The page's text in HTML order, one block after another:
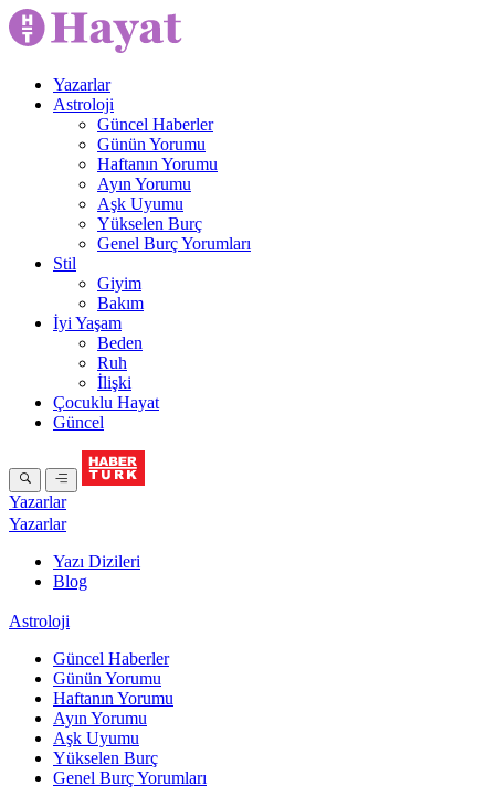
Yazarlar
Astroloji
Güncel Haberler
Günün Yorumu
Haftanın Yorumu
Ayın Yorumu
Aşk Uyumu
Yükselen Burç
Genel Burç Yorumları
Stil
Giyim
Bakım
İyi Yaşam
Beden
Ruh
İlişki
Çocuklu Hayat
Güncel
Yazarlar
Yazarlar
Yazı Dizileri
Blog
Astroloji
Güncel Haberler
Günün Yorumu
Haftanın Yorumu
Ayın Yorumu
Aşk Uyumu
Yükselen Burç
Genel Burç Yorumları